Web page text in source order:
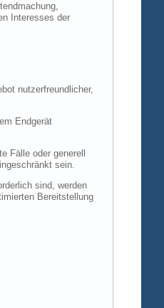
Interesses der
nutzerfreundlicher,
Endgerät
Fälle oder generell
sein.
sind, werden
Bereitstellung